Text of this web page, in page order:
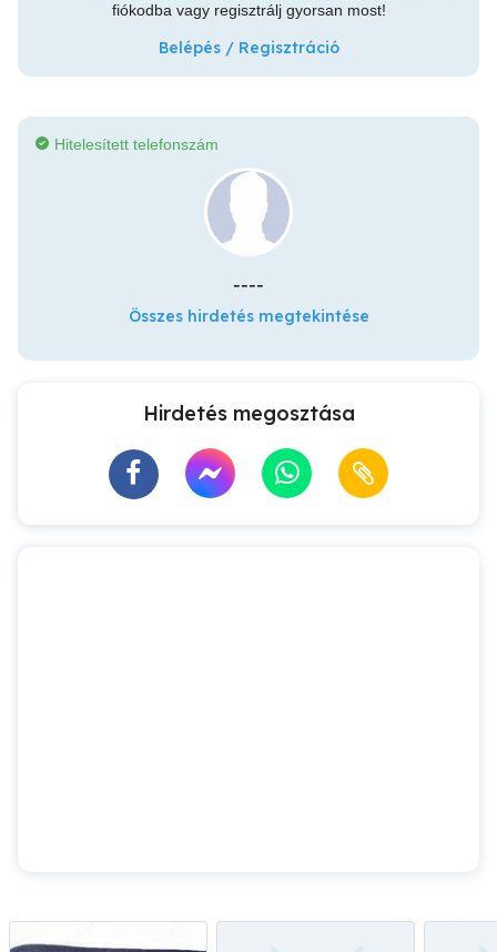
fiókodba vagy regisztrálj gyorsan most!
Belépés / Regisztráció
Hitelesített telefonszám
----
Összes hirdetés megtekintése
Hirdetés megosztása